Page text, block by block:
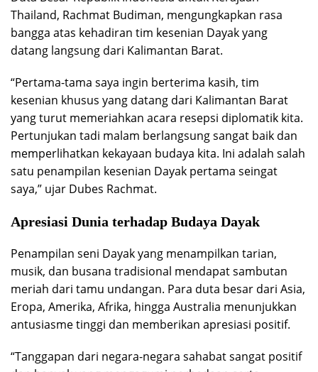
Thailand, Rachmat Budiman, mengungkapkan rasa
bangga atas kehadiran tim kesenian Dayak yang
datang langsung dari Kalimantan Barat.
“Pertama-tama saya ingin berterima kasih, tim
kesenian khusus yang datang dari Kalimantan Barat
yang turut memeriahkan acara resepsi diplomatik kita.
Pertunjukan tadi malam berlangsung sangat baik dan
memperlihatkan kekayaan budaya kita. Ini adalah salah
satu penampilan kesenian Dayak pertama seingat
saya,” ujar Dubes Rachmat.
Apresiasi Dunia terhadap Budaya Dayak
Penampilan seni Dayak yang menampilkan tarian,
musik, dan busana tradisional mendapat sambutan
meriah dari tamu undangan. Para duta besar dari Asia,
Eropa, Amerika, Afrika, hingga Australia menunjukkan
antusiasme tinggi dan memberikan apresiasi positif.
“Tanggapan dari negara-negara sahabat sangat positif